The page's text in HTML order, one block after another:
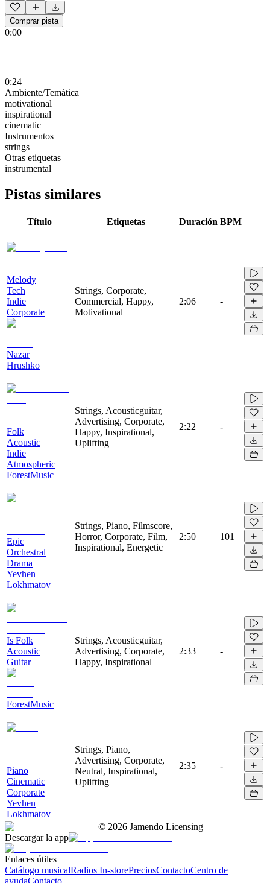
Comprar pista
0:00
0:24
Ambiente/Temática
motivational
inspirational
cinematic
Instrumentos
strings
Otras etiquetas
instrumental
Pistas similares
Título Etiquetas Duración BPM
Melody
Tech
Indie
Corporate
Nazar
Hrushko
Strings, Corporate,
Commercial, Happy,
Motivational
2:06 -
Folk
Acoustic
Indie
Atmospheric
ForestMusic
Strings, Acousticguitar,
Advertising, Corporate,
Happy, Inspirational,
Uplifting
2:22 -
Epic
Orchestral
Drama
Yevhen
Lokhmatov
Strings, Piano, Filmscore,
Horror, Corporate, Film,
Inspirational, Energetic
2:50 101
Is Folk
Acoustic
Guitar
ForestMusic
Strings, Acousticguitar,
Advertising, Corporate,
Happy, Inspirational
2:33 -
Piano
Cinematic
Corporate
Yevhen
Lokhmatov
Strings, Piano,
Advertising, Corporate,
Neutral, Inspirational,
Uplifting
2:35 -
© 2026 Jamendo Licensing
Descargar la app
Enlaces útiles
Catálogo musicalRadios In-storePreciosContactoCentro de
ayudaContacto